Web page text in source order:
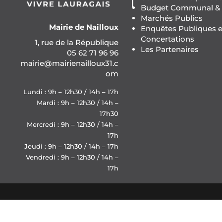
Mairie de Nailloux
1, rue de la République
05 62 71 96 96
mairie@mairienailloux31.c
om
Lundi : 9h – 12h30 / 14h – 17h
Mardi : 9h – 12h30 / 14h –
17h30
Mercredi : 9h – 12h30 / 14h –
17h
Jeudi : 9h – 12h30 / 14h – 17h
Vendredi : 9h – 12h30 / 14h –
17h
Budget Communal &
Marchés Publics
Enquêtes Publiques
Concertations
Les Partenaires